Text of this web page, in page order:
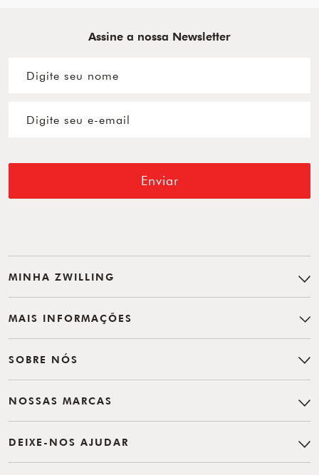
Assine a nossa Newsletter
Enviar
MINHA ZWILLING
MAIS INFORMAÇÕES
SOBRE NÓS
NOSSAS MARCAS
DEIXE-NOS AJUDAR